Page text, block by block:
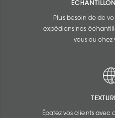
Plus besoin de de
expédions nos
vous ou chez
Épatez vos clients avec